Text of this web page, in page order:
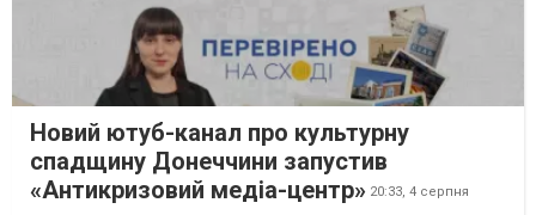
Новий ютуб-канал про культурну
спадщину Донеччини запустив
«Антикризовий медіа-центр» 20:33, 4 серпня